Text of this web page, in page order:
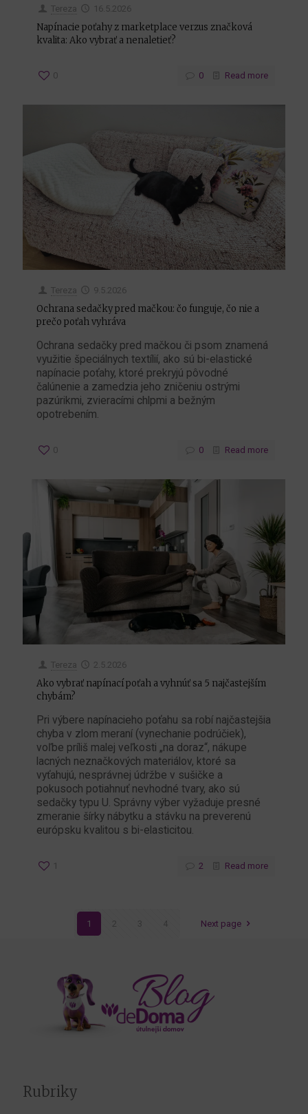
Tereza 16.5.2026
Napínacie poťahy z marketplace verzus značková
kvalita: Ako vybrať a nenaletieť?
0 0 Read more
Tereza 9.5.2026
Ochrana sedačky pred mačkou: čo funguje, čo nie a
prečo poťah vyhráva
Ochrana sedačky pred mačkou či psom znamená
využitie špeciálnych textílií, ako sú bi-elastické
napínacie poťahy, ktoré prekryjú pôvodné
čalúnenie a zamedzia jeho zničeniu ostrými
pazúrikmi, zvieracími chlpmi a bežným
opotrebením.
0 0 Read more
Tereza 2.5.2026
Ako vybrať napínací poťah a vyhnúť sa 5 najčastejším
chybám?
Pri výbere napínacieho poťahu sa robí najčastejšia
chyba v zlom meraní (vynechanie podrúčiek),
voľbe príliš malej veľkosti „na doraz“, nákupe
lacných neznačkových materiálov, ktoré sa
vyťahujú, nesprávnej údržbe v sušičke a
pokusoch potiahnuť nevhodné tvary, ako sú
sedačky typu U. Správny výber vyžaduje presné
zmeranie šírky nábytku a stávku na preverenú
európsku kvalitou s bi-elasticitou.
1 2 Read more
1 2 3 4 Next page
Rubriky